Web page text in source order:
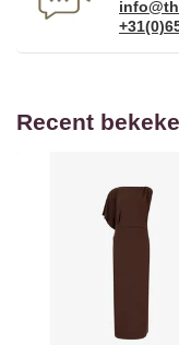
Recent